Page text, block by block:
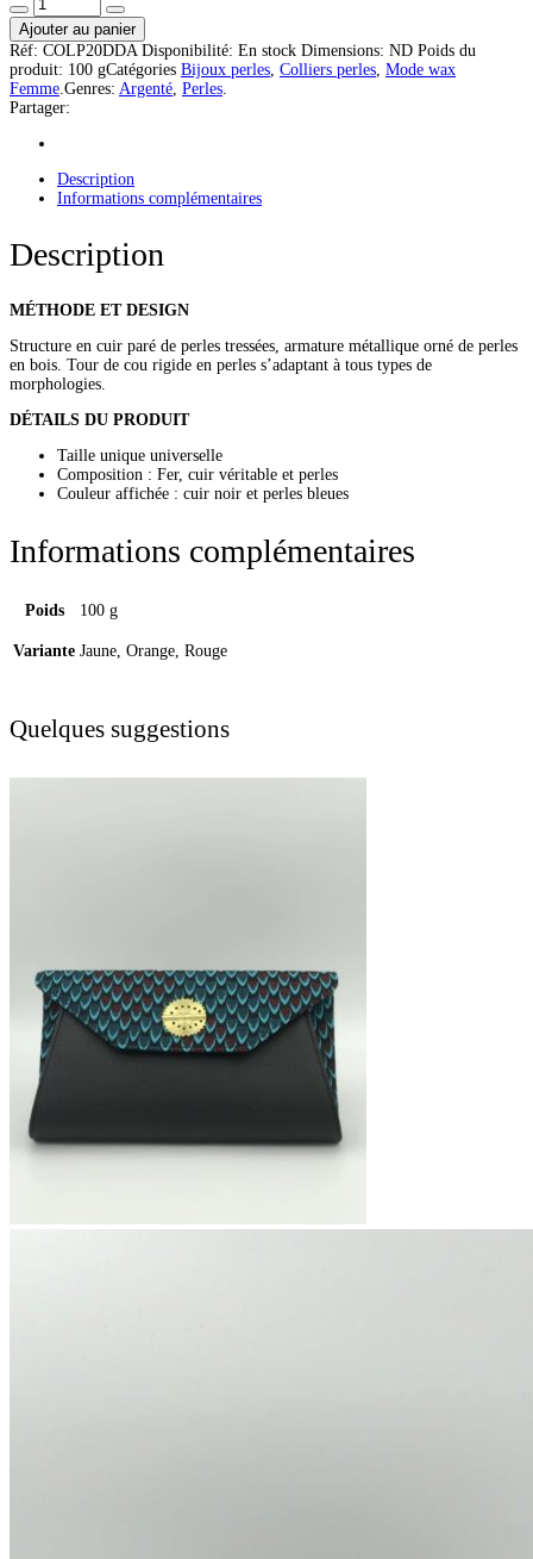
Ajouter au panier
Réf: COLP20DDA Disponibilité: En stock Dimensions: ND Poids du
produit: 100 gCatégories Bijoux perles Colliers perles Mode wax
Femme Genres: Argenté Perles
Partager:
Description
Informations complémentaires
Description
MÉTHODE ET DESIGN
Structure en cuir paré de perles tressées, armature métallique orné de perles
en bois. Tour de cou rigide en perles s’adaptant à tous types de
morphologies.
DÉTAILS DU PRODUIT
Taille unique universelle
Composition : Fer, cuir véritable et perles
Couleur affichée : cuir noir et perles bleues
Informations complémentaires
Poids 100 g
Variante Jaune, Orange, Rouge
Quelques suggestions